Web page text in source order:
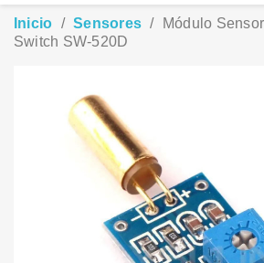
Inicio Sensores
Módulo
Switch SW-520D